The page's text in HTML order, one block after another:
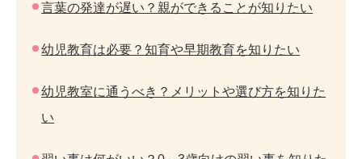
言葉の発達が遅い？親ができることが知りたい
幼児教育は必要？知育や早期教育を知りたい
幼児教室に通うべき？メリットや選び方を知りた
い